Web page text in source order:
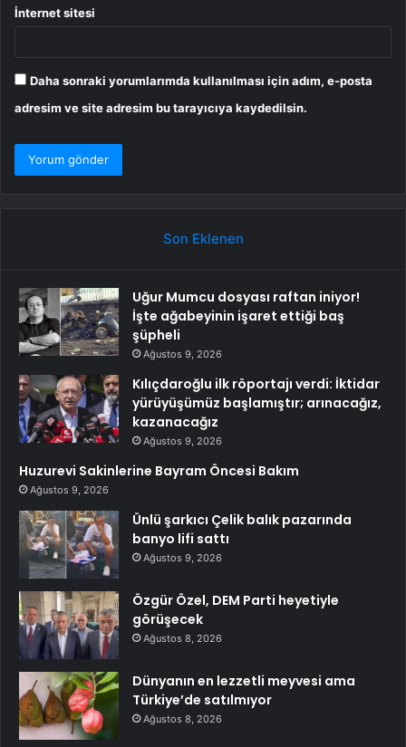
İnternet sitesi
Daha sonraki yorumlarımda kullanılması için adım, e-posta
adresim ve site adresim bu tarayıcıya kaydedilsin.
Son Eklenen
Uğur Mumcu dosyası raftan iniyor!
İşte ağabeyinin işaret ettiği baş
şüpheli
Ağustos 9, 2026
Kılıçdaroğlu ilk röportajı verdi: İktidar
yürüyüşümüz başlamıştır; arınacağız,
kazanacağız
Ağustos 9, 2026
Huzurevi Sakinlerine Bayram Öncesi Bakım
Ağustos 9, 2026
Ünlü şarkıcı Çelik balık pazarında
banyo lifi sattı
Ağustos 9, 2026
Özgür Özel, DEM Parti heyetiyle
görüşecek
Ağustos 8, 2026
Dünyanın en lezzetli meyvesi ama
Türkiye’de satılmıyor
Ağustos 8, 2026